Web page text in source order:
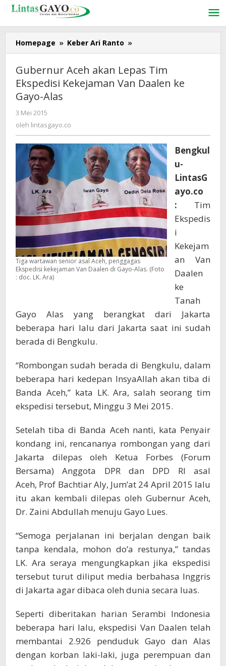
Lewati
konten
Homepage » Keber Ari Ranto »
Aceh
Lepas
Tim
ke
Gayo-
Alas
Gubernur Aceh akan Lepas Tim
Ekspedisi Kekejaman Van Daalen ke
Gayo-Alas
3 Mei 2015
lintasgayo.co
oleh lintasgayo.co
Tiga wartawan senior asal Aceh, penggagas
Ekspedisi kekejaman Van Daalen di Gayo-Alas. (Foto
: doc. LK. Ara)
Bengkul
u-
LintasG
ayo.co
: Tim
Ekspedis
i
Kekejam
an Van
Daalen
ke
Tanah
Gayo Alas yang berangkat dari Jakarta
beberapa hari lalu dari Jakarta saat ini sudah
berada di Bengkulu.
“Rombongan sudah berada di Bengkulu, dalam
beberapa hari kedepan InsyaAllah akan tiba di
Banda Aceh,” kata LK. Ara, salah seorang tim
ekspedisi tersebut, Minggu 3 Mei 2015.
Setelah tiba di Banda Aceh nanti, kata Penyair
kondang ini, rencananya rombongan yang dari
Jakarta dilepas oleh Ketua Forbes (Forum
Bersama) Anggota DPR dan DPD RI asal
Aceh, Prof Bachtiar Aly, Jum’at 24 April 2015 lalu
itu akan kembali dilepas oleh Gubernur Aceh,
Dr. Zaini Abdullah menuju Gayo Lues.
“Semoga perjalanan ini berjalan dengan baik
tanpa kendala, mohon do’a restunya,” tandas
LK. Ara seraya mengungkapkan jika ekspedisi
tersebut turut diliput media berbahasa Inggris
di Jakarta agar dibaca oleh dunia secara luas.
Seperti diberitakan harian Serambi Indonesia
beberapa hari lalu, ekspedisi Van Daalen telah
membantai 2.926 penduduk Gayo dan Alas
dengan korban laki-laki, juga perempuan dan